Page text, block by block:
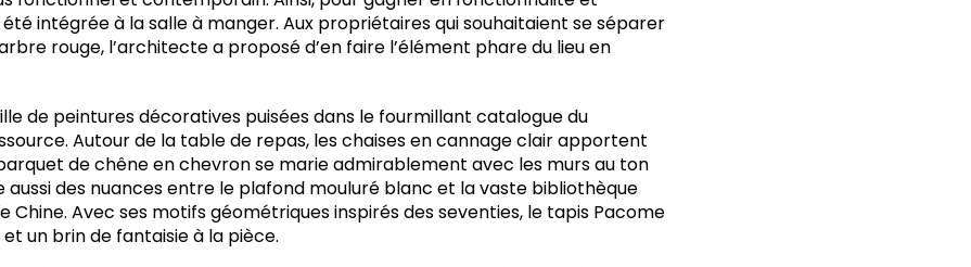
intégrée à la salle à manger. Aux propriétaires qui souhaitaient se séparer
rouge, l’architecte a proposé d’en faire l’élément phare du lieu en
de peintures décoratives puisées dans le fourmillant catalogue du
Autour de la table de repas, les chaises en cannage clair apportent
de chêne en chevron se marie admirablement avec les murs au ton
aussi des nuances entre le plafond mouluré blanc et la vaste bibliothèque
Chine. Avec ses motifs géométriques inspirés des seventies, le tapis Pacome
un brin de fantaisie à la pièce.